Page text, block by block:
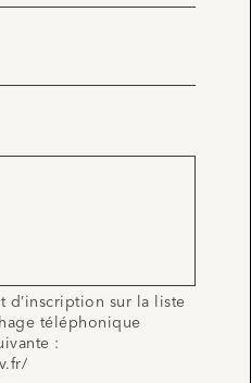
d’inscription sur la liste
téléphonique
: